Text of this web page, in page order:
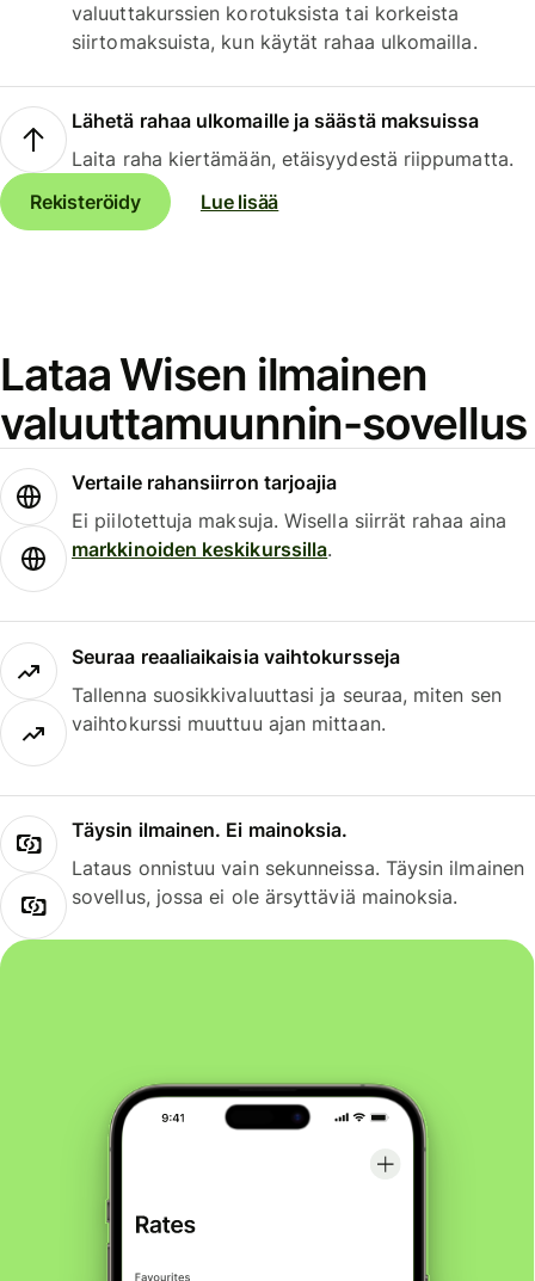
valuuttakurssien korotuksista tai korkeista
siirtomaksuista, kun käytät rahaa ulkomailla.
Lähetä rahaa ulkomaille ja säästä maksuissa
Laita raha kiertämään, etäisyydestä riippumatta.
Rekisteröidy
Lue lisää
Lataa Wisen ilmainen
valuuttamuunnin-sovellus
Vertaile rahansiirron tarjoajia
Ei piilotettuja maksuja. Wisella siirrät rahaa aina
markkinoiden keskikurssilla.
Seuraa reaaliaikaisia vaihtokursseja
Tallenna suosikkivaluuttasi ja seuraa, miten sen
vaihtokurssi muuttuu ajan mittaan.
Täysin ilmainen. Ei mainoksia.
Lataus onnistuu vain sekunneissa. Täysin ilmainen
sovellus, jossa ei ole ärsyttäviä mainoksia.